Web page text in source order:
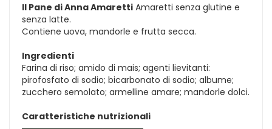
Il Pane di Anna Amaretti Amaretti senza glutine e
senza latte.
Contiene uova, mandorle e frutta secca.
Ingredienti
Farina di riso; amido di mais; agenti lievitanti:
pirofosfato di sodio; bicarbonato di sodio; albume;
zucchero semolato; armelline amare; mandorle dolci.
Caratteristiche nutrizionali